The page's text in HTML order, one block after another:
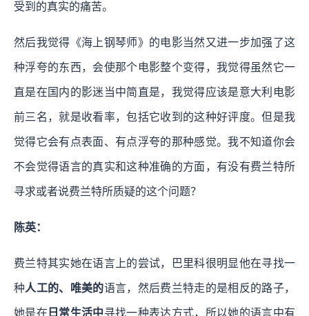
受到的真实的痛苦。
然后我觉得《海上钢琴师》的电影当然又进一步加强了这
种浮夸的东西，会使那个电影整个变得，我觉得虽然它一
直是在国内的影迷当中简直是，我觉得应该是意大利电影
前三名，就是收看率，包括它收到的这种好评度。但是我
觉得它会有点表面、有点浮夸的那种感觉。我不知道你会
不会觉得语言的真实和这种准确的方面，有没有费兰特所
寻求或者说费兰特所质疑的这个问题？
陈英：
费兰特其实她在语言上的尝试，巴里科很明显他在寻找一
种人工的、唯美的语言，然后费兰特走的是相反的路子，
她是在 日常生活中寻找一种表达方式，所以她的语言中有